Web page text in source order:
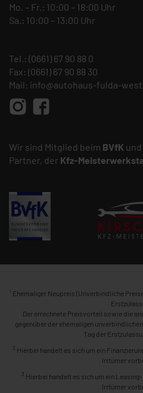
Mo. – Fr.: 10:00 – 18:00 Uhr
Sa.: 10:00 – 13:00 Uhr
Tel.: (0661) 67 90 88 0
Fax: (0661) 67 90 88 30
Mail: info@autohaus-fulda-
Wir sind Mitglied beim BVfK
Partner, der Kfz-
1 Ehemaliger Neupreis (Unverbindliche
Der errechnete Preisvorteil sowie die
gegenüber der ehemaligen
Tag der
2 Hierbei handelt es sich um ein
Irrtümer
3 Hierbei handelt es sich um ein
Irrtümer